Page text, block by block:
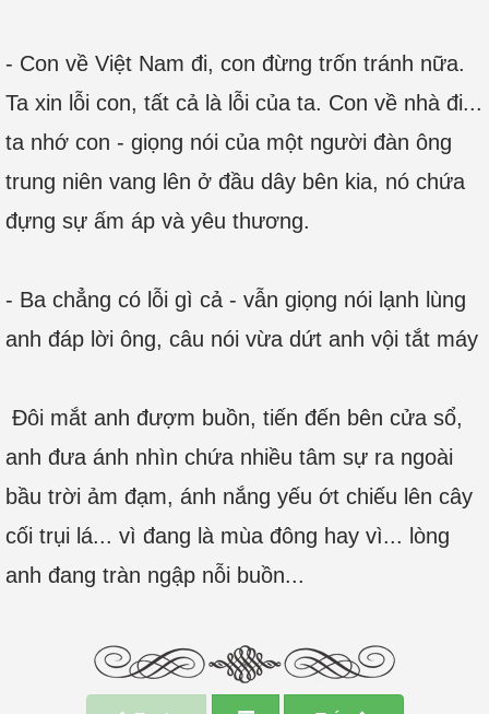
- Con về Việt Nam đi, con đừng trốn tránh nữa.
Ta xin lỗi con, tất cả là lỗi của ta. Con về nhà đi...
ta nhớ con - giọng nói của một người đàn ông
trung niên vang lên ở đầu dây bên kia, nó chứa
đựng sự ấm áp và yêu thương.
- Ba chẳng có lỗi gì cả - vẫn giọng nói lạnh lùng
anh đáp lời ông, câu nói vừa dứt anh vội tắt máy
Đôi mắt anh đượm buồn, tiến đến bên cửa sổ,
anh đưa ánh nhìn chứa nhiều tâm sự ra ngoài
bầu trời ảm đạm, ánh nắng yếu ớt chiếu lên cây
cối trụi lá... vì đang là mùa đông hay vì... lòng
anh đang tràn ngập nỗi buồn...